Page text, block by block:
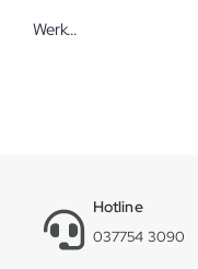
Werkmeister Kniekissen mit Frotteebezug
Hotline
037754 3090